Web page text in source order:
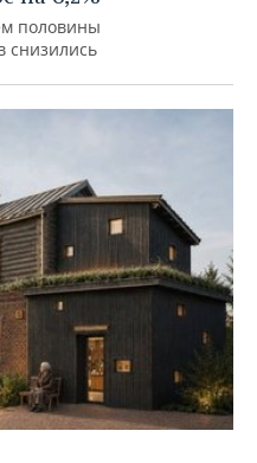
половины
снизились